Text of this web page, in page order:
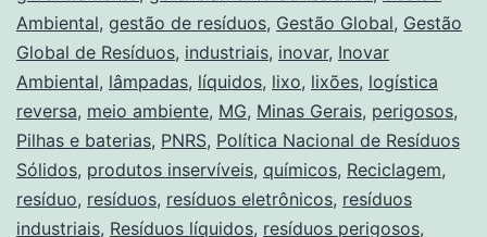
Ambiental, gestão de resíduos, Gestão Global, Gestão
Global de Resíduos, industriais, inovar, Inovar
Ambiental, lâmpadas, líquidos, lixo, lixões, logística
reversa, meio ambiente, MG, Minas Gerais, perigosos,
Pilhas e baterias, PNRS, Política Nacional de Resíduos
Sólidos, produtos inservíveis, químicos, Reciclagem,
resíduo, resíduos, resíduos eletrônicos, resíduos
industriais, Resíduos líquidos, resíduos perigosos,